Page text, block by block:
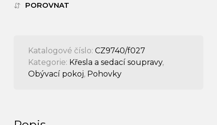
POROVNAT
Katalogové číslo:CZ9740/f027
Kategorie: Křesla a sedací soupravy,
Obývací pokoj, Pohovky